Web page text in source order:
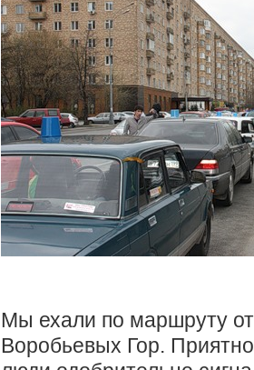
Мы ехали по маршруту
Воробьевых Гор.